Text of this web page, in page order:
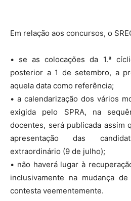
Em relação aos concursos, o
• se as colocações da 1.ª
posterior a 1 de setembro, a
aquela data como referência;
• a calendarização dos vários
exigida pelo SPRA, na
docentes, será publicada assim
apresentação das
extraordinário (9 de julho);
• não haverá lugar à
inclusivamente na mudança
contesta veementemente.